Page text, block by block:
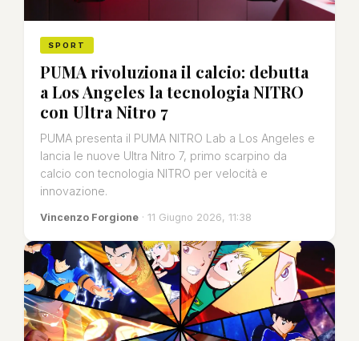
SPORT
PUMA rivoluziona il calcio: debutta
a Los Angeles la tecnologia NITRO
con Ultra Nitro 7
PUMA presenta il PUMA NITRO Lab a Los Angeles e
lancia le nuove Ultra Nitro 7, primo scarpino da
calcio con tecnologia NITRO per velocità e
innovazione.
Vincenzo Forgione · 11 Giugno 2026, 11:38